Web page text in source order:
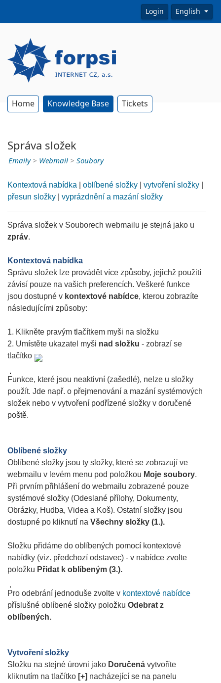
Login English
Home Knowledge Base Tickets
Správa složek
Emaily> Webmail > Soubory
Kontextová nabídka oblíbené složky vytvoření složky
přesun složky
vyprázdnění a mazání složky
Správa složek v Souborech webmailu je stejná jako u
zpráv.
Kontextová nabídka
Správu složek lze provádět více způsoby, jejichž použití
závisí pouze na vašich preferencích. Veškeré funkce
jsou dostupné v kontextové nabídce, kterou zobrazíte
následujícími způsoby:
1. Klikněte pravým tlačítkem myši na složku
2. Umístěte ukazatel myši nad složku - zobrazí se
tlačítko
Funkce, které jsou neaktivní (zašedlé), nelze u složky
použít. Jde např. o přejmenování a mazání systémových
složek nebo v vytvoření podřízené složky v doručené
poště.
Oblíbené složky
Oblíbené složky jsou ty složky, které se zobrazují ve
webmailu v levém menu pod položkou Moje soubory.
Při prvním přihlášení do webmailu zobrazené pouze
systémové složky (Odeslané přílohy, Dokumenty,
Obrázky, Hudba, Videa a Koš). Ostatní složky jsou
dostupné po kliknutí na Všechny složky (1.).
Složku přidáme do oblíbených pomocí kontextové
nabídky (viz. předchozí odstavec) - v nabídce zvolte
položku Přidat k oblíbeným (3.).
Pro odebrání jednoduše zvolte v kontextové nabídce
příslušné oblíbené složky položku Odebrat z
oblíbených.
Vytvoření složky
Složku na stejné úrovni jako Doručená vytvoříte
kliknutím na tlačítko [+] nacházející se na panelu